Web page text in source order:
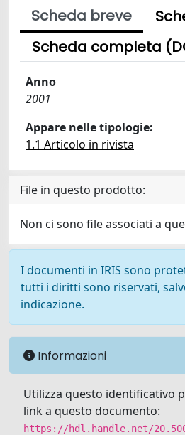
Scheda breve
Scheda completa
Anno
2001
Appare nelle tipologie:
1.1 Articolo in rivista
File in questo prodotto:
Non ci sono file associati a
I documenti in IRIS sono
tutti i diritti sono riservati,
indicazione.
Informazioni
Utilizza questo identificativo
link a questo documento:
https://hdl.handle.net/